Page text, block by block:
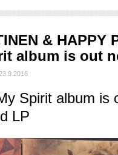
& HAPPY
album is out
Spirit album is
LP